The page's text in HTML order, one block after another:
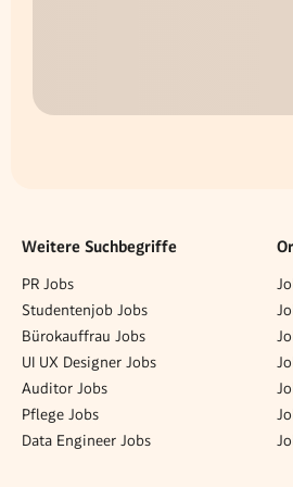
Weitere Suchbegriffe
PR Jobs
Studentenjob Jobs
Bürokauffrau Jobs
UI UX Designer Jobs
Auditor Jobs
Pflege Jobs
Data Engineer Jobs